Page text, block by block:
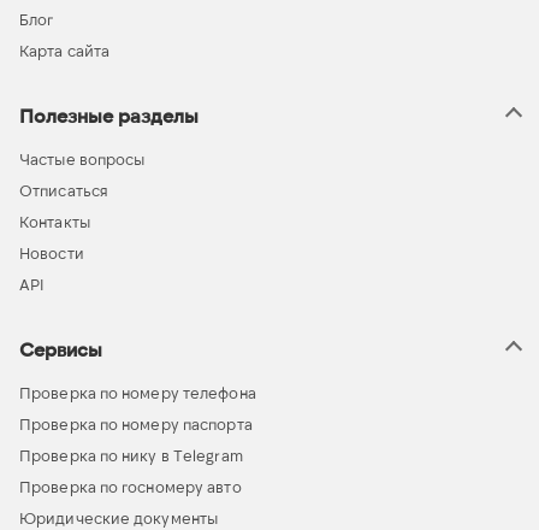
Блог
Карта сайта
Полезные разделы
Частые вопросы
Отписаться
Контакты
Новости
API
Сервисы
Проверка по номеру телефона
Проверка по номеру паспорта
Проверка по нику в Telegram
Проверка по госномеру авто
Юридические документы